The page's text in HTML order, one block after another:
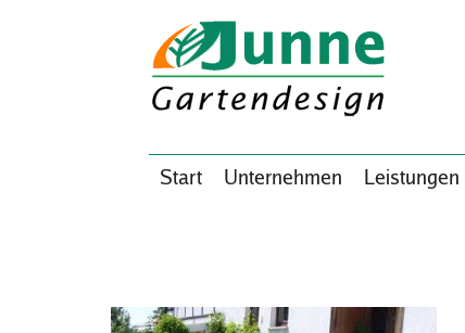
Start Unternehmen Leistungen